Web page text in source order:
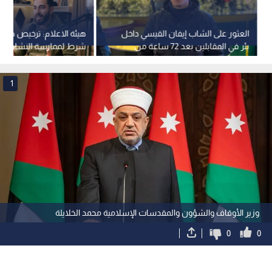
هيئة الاعلام: ترخيص
شرط لممارسة النشاط
الاحترافي
العثور على الشاب إيفان القيسي داخل
بئر في المقابلين بعد 72 ساعة من
اختفائه-فيديو
وزير الأوقاف والشؤون والمقدسات الإسلامية محمد الخلايلة
1
0
0